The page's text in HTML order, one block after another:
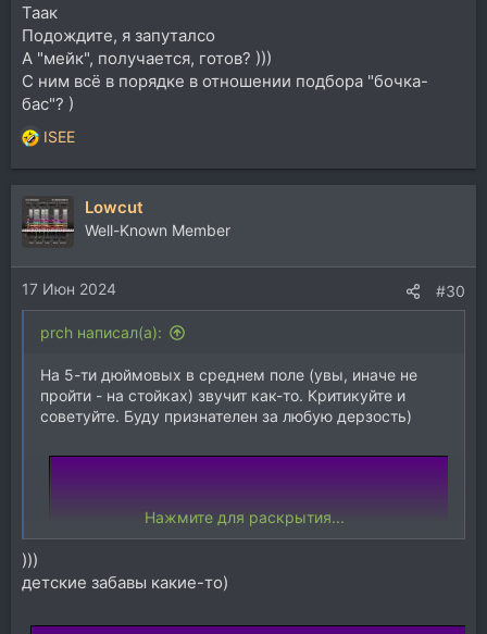
Таак
Подождите, я запуталсо
А "мейк", получается, готов? )))
С ним всё в порядке в отношении подбора "бочка-
бас"? )
Р
е
а
к
ц
и
и
:
ISEE
Lowcut
Well-Known Member
17 Июн 2024 #30
prch написал(а):
На 5-ти дюймовых в среднем поле (увы, иначе не
пройти - на стойках) звучит как-то. Критикуйте и
советуйте. Буду признателен за любую дерзость)
Нажмите для раскрытия...
)))
детские забавы какие-то)